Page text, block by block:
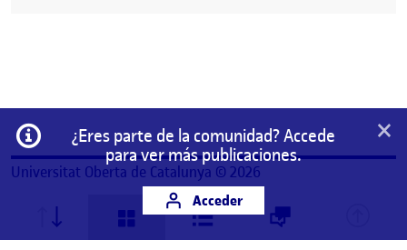
Información
¿Eres parte de la comunidad? Accede
para ver más publicaciones.
Acceder
×
Universitat Oberta de Catalunya © 2026